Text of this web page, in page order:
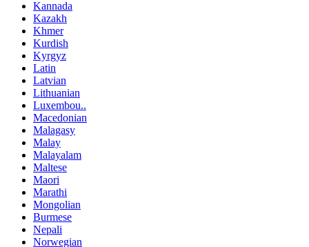
Kannada
Kazakh
Khmer
Kurdish
Kyrgyz
Latin
Latvian
Lithuanian
Luxembou..
Macedonian
Malagasy
Malay
Malayalam
Maltese
Maori
Marathi
Mongolian
Burmese
Nepali
Norwegian